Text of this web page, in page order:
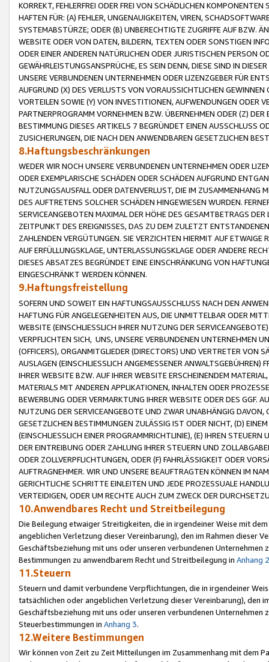
KORREKT, FEHLERFREI ODER FREI VON SCHÄDLICHEN
HAFTEN FÜR: (A) FEHLER, UNGENAUIGKEITEN, VIREN,
SYSTEMABSTÜRZE; ODER (B) UNBERECHTIGTE ZUGRIFFE AUF BZW.
WEBSITE ODER VON DATEN, BILDERN, TEXTEN ODER SONSTIGEN
ODER EINER ANDEREN NATÜRLICHEN ODER JURISTISCHEN PERSON
GEWÄHRLEISTUNGSANSPRÜCHE, ES SEIN DENN, DIESE SIND IN
UNSERE VERBUNDENEN UNTERNEHMEN ODER LIZENZGEBER FÜR
AUFGRUND (X) DES VERLUSTS VON VORAUSSICHTLICHEN
VORTEILEN SOWIE (Y) VON INVESTITIONEN, AUFWENDUNGEN ODER
PARTNERPROGRAMM VORNEHMEN BZW. ÜBERNEHMEN ODER (Z)
BESTIMMUNG DIESES ARTIKELS 7 BEGRÜNDET EINEN AUSSCHLUSS
ZUSICHERUNGEN, DIE NACH DEN ANWENDBAREN GESETZLICHEN
8.Haftungsbeschränkungen
WEDER WIR NOCH UNSERE VERBUNDENEN UNTERNEHMEN ODER
ODER EXEMPLARISCHE SCHÄDEN ODER SCHÄDEN AUFGRUND
NUTZUNGSAUSFALL ODER DATENVERLUST, DIE IM ZUSAMMENHANG
DES AUFTRETENS SOLCHER SCHÄDEN HINGEWIESEN WURDEN.
SERVICEANGEBOTEN MAXIMAL DER HÖHE DES GESAMTBETRAGS
ZEITPUNKT DES EREIGNISSES, DAS ZU DEM ZULETZT
ZAHLENDEN VERGÜTUNGEN. SIE VERZICHTEN HIERMIT AUF
AUF ERFÜLLUNGSKLAGE, UNTERLASSUNGSKLAGE ODER ANDERE
DIESES ABSATZES BEGRÜNDET EINE EINSCHRÄNKUNG VON
EINGESCHRÄNKT WERDEN KÖNNEN.
9.Haftungsfreistellung
SOFERN UND SOWEIT EIN HAFTUNGSAUSSCHLUSS NACH DEN
HAFTUNG FÜR ANGELEGENHEITEN AUS, DIE UNMITTELBAR ODER
WEBSITE (EINSCHLIESSLICH IHRER NUTZUNG DER
VERPFLICHTEN SICH, UNS, UNSERE VERBUNDENEN UNTERNEHMEN
(OFFICERS), ORGANMITGLIEDER (DIRECTORS) UND VERTRETER VON
AUSLAGEN (EINSCHLIESSLICH ANGEMESSENER
IHRER WEBSITE BZW. AUF IHRER WEBSITE ERSCHEINENDEM
MATERIALS MIT ANDEREN APPLIKATIONEN, INHALTEN ODER
BEWERBUNG ODER VERMARKTUNG IHRER WEBSITE ODER DES GGF.
NUTZUNG DER SERVICEANGEBOTE UND ZWAR UNABHÄNGIG
GESETZLICHEN BESTIMMUNGEN ZULÄSSIG IST ODER NICHT, (D)
(EINSCHLIESSLICH EINER PROGRAMMRICHTLINIE), (E) IHREN
DER EINTREIBUNG ODER ZAHLUNG IHRER STEUERN UND
ODER ZOLLVERPFLICHTUNGEN, ODER (F) FAHRLÄSSIGKEIT ODER
AUFTRAGNEHMER. WIR UND UNSERE BEAUFTRAGTEN KÖNNEN IM
GERICHTLICHE SCHRITTE EINLEITEN UND JEDE PROZESSUALE
VERTEIDIGEN, ODER UM RECHTE AUCH ZUM ZWECK DER
10.Anwendbares Recht und Streitbeilegung
Die Beilegung etwaiger Streitigkeiten, die in irgendeiner Weise mit
angeblichen Verletzung dieser Vereinbarung), den im Rahmen dieser
Geschäftsbeziehung mit uns oder unseren verbundenen
Bestimmungen zu anwendbarem Recht und Streitbeilegung in Anhang 2
11.Steuern
Steuern und damit verbundene Verpflichtungen, die in irgendeiner
tatsächlichen oder angeblichen Verletzung dieser Vereinbarung), den
Geschäftsbeziehung mit uns oder unseren verbundenen
Steuerbestimmungen in Anhang 3.
12.Weitere Bestimmungen
Wir können von Zeit zu Zeit Mitteilungen im Zusammenhang mit dem